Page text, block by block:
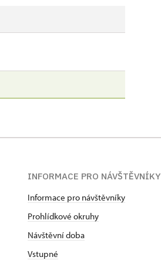
INFORMACE PRO NÁVŠTĚVNÍKY
Informace pro návštěvníky
Prohlídkové okruhy
Návštěvní doba
Vstupné